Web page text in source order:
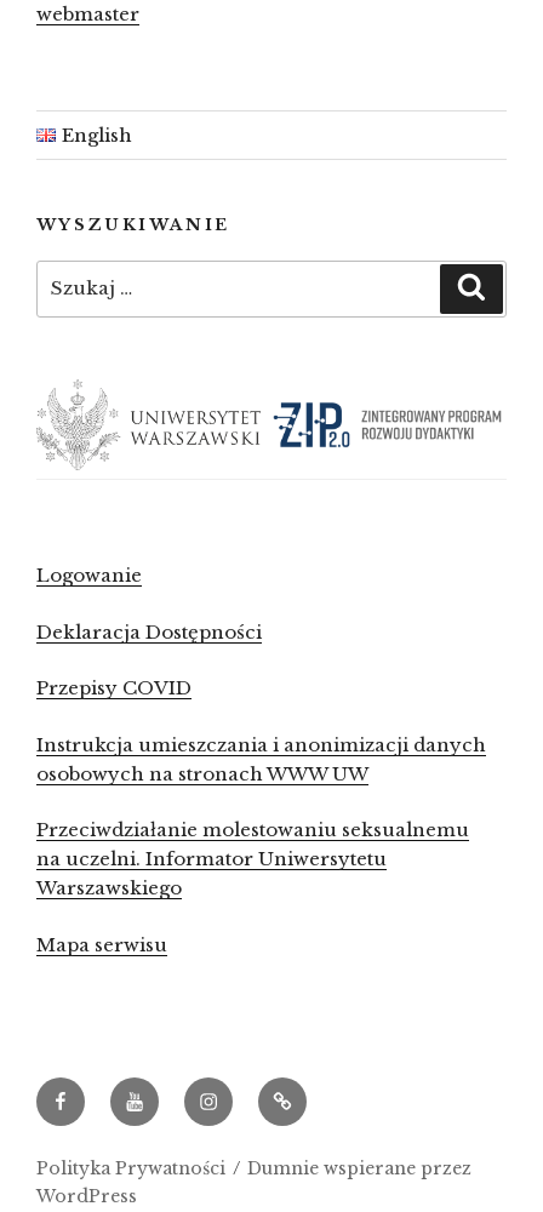
webmaster
English
WYSZUKIWANIE
Logowanie
Deklaracja Dostępności
Przepisy COVID
Instrukcja umieszczania i anonimizacji danych
osobowych na stronach WWW UW
Przeciwdziałanie molestowaniu seksualnemu
na uczelni. Informator Uniwersytetu
Warszawskiego
Mapa serwisu
FacebookYoutubeInstagramArcheowieści.pl
Polityka Prywatności
Dumnie wspierane przez
WordPress